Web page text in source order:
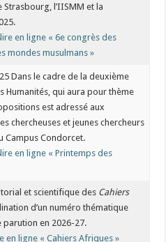
Strasbourg, l’IISMM et la
lire en ligne « 6e congrès des
mondes musulmans »
Dans le cadre de la deuxième
Humanités, qui aura pour thème
est adressé aux
chercheuses et jeunes chercheurs
Campus Condorcet.
lire en ligne « Printemps des
et scientifique des Cahiers
d’un numéro thématique
parution en 2026-27.
en ligne « Cahiers Afriques »